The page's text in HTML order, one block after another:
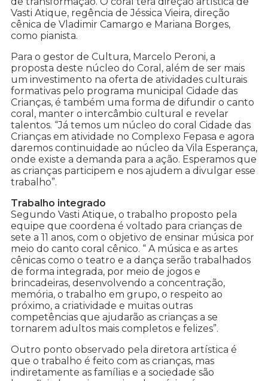
Vasti Atique, regência de Jéssica Vieira, direção
cênica de Vladimir Camargo e Mariana Borges,
como pianista.
Para o gestor de Cultura, Marcelo Peroni, a
proposta deste núcleo do Coral, além de ser mais
um investimento na oferta de atividades culturais
formativas pelo programa municipal Cidade das
Crianças, é também uma forma de difundir o canto
coral, manter o intercâmbio cultural e revelar
talentos. “Já temos um núcleo do coral Cidade das
Crianças em atividade no Complexo Fepasa e agora
daremos continuidade ao núcleo da Vila Esperança,
onde existe a demanda para a ação. Esperamos que
as crianças participem e nos ajudem a divulgar esse
trabalho”.
Trabalho integrado
Segundo Vasti Atique, o trabalho proposto pela
equipe que coordena é voltado para crianças de
sete a 11 anos, com o objetivo de ensinar música por
meio do canto coral cênico. “ A música e as artes
cênicas como o teatro e a dança serão trabalhados
de forma integrada, por meio de jogos e
brincadeiras, desenvolvendo a concentração,
memória, o trabalho em grupo, o respeito ao
próximo, a criatividade e muitas outras
competências que ajudarão as crianças a se
tornarem adultos mais completos e felizes”.
Outro ponto observado pela diretora artística é
que o trabalho é feito com as crianças, mas
indiretamente as famílias e a sociedade são